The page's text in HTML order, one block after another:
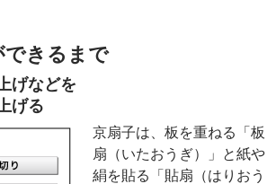
きるまで
げなどを
げる
京扇子は、板を重ねる「板
扇（いたおうぎ）」と紙や
絹を貼る「貼扇（はりおう